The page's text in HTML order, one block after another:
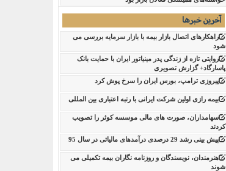
آخرین خبرها
راهکارهای اتصال بازار بیمه با بازار سرمایه بررسی می
شود
روایتی تازه از زندگی پدر مینیاتور ایران با حمایت بانک
پاسارگاد+ گزارش تصویری
پیروزی ترامپ، بورس ایران را سرخ پوش کرد
بیمه رازی اولین شرکت ایرانی با رتبه اعتباری بین المللی
سهامداران، صورت های مالی موسسه کوثر را تصویب
کردند
پیش بینی رشد 29 درصدی درآمدهای مالیاتی در سال 95
هنرمندان، نویسندگان و روزنامه نگاران بیمه تکمیلی می
شوند